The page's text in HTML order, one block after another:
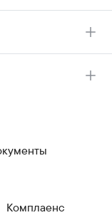
Комплаенс